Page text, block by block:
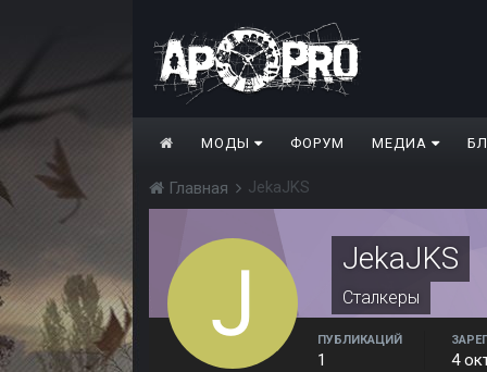
МОДЫ ФОРУМ МЕДИА
Главная JekaJKS
JekaJKS
Сталкеры
ПУБЛИКАЦИЙ
1 4